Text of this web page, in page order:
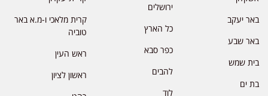
באר יעקב
באר שבע
בית שמש
בת ים
ירושלים
כל הארץ
כפר סבא
להבים
לוד
קרית מלאכי ו-מ.א באר
טוביה
ראש העין
ראשון לציון